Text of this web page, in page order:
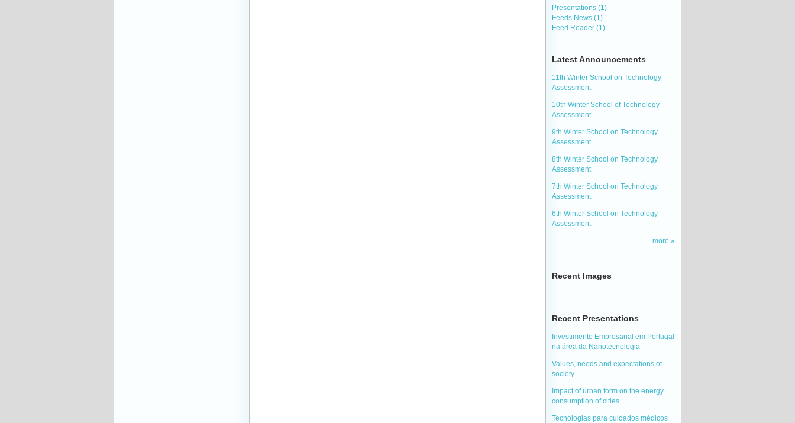
Presentations (1)
Feeds News (1)
Feed Reader (1)
Latest Announcements
11th Winter School on Technology
Assessment
10th Winter School of Technology
Assessment
9th Winter School on Technology
Assessment
8th Winter School on Technology
Assessment
7th Winter School on Technology
Assessment
6th Winter School on Technology
Assessment
more
Recent Images
Recent Presentations
Investimento Empresarial em Portugal
na área da Nanotecnologia
Values, needs and expectations of
society
Impact of urban form on the energy
consumption of cities
Tecnologias para cuidados médicos